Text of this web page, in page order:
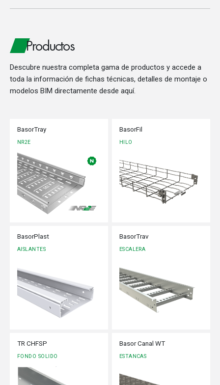
Productos
Descubre nuestra completa gama de productos y accede a
toda la información de fichas técnicas, detalles de montaje o
modelos BIM directamente desde aquí.
BasorTray
NR2E
BasorFil
HILO
BasorPlast
AISLANTES
BasorTrav
ESCALERA
TR CHFSP
FONDO SOLIDO
Basor Canal WT
ESTANCAS